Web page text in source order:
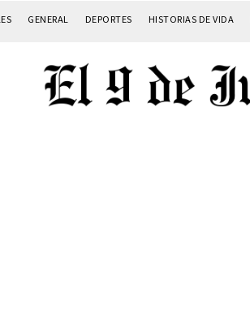
GENERAL DEPORTES HISTORIAS DE VIDA